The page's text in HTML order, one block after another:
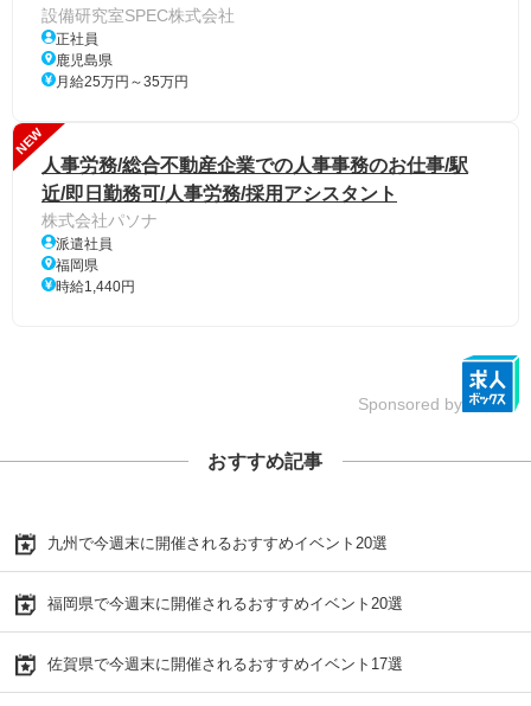
設備研究室SPEC株式会社
正社員
鹿児島県
月給25万円～35万円
NEW
人事労務/総合不動産企業での人事事務のお仕事/駅
近/即日勤務可/人事労務/採用アシスタント
株式会社パソナ
派遣社員
福岡県
時給1,440円
Sponsored by
おすすめ記事
九州で今週末に開催されるおすすめイベント20選
福岡県で今週末に開催されるおすすめイベント20選
佐賀県で今週末に開催されるおすすめイベント17選